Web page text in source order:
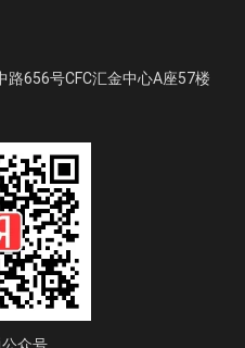
656号CFC汇金中心A座57楼
众号